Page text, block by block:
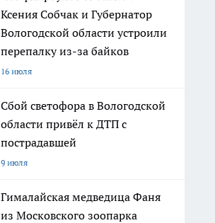
Ксения Собчак и Губернатор
Вологодской области устроили
перепалку из-за байков
16 июля
Сбой светофора в Вологодской
области привёл к ДТП с
пострадавшей
9 июля
Гималайская медведица Фаня
из Московского зоопарка